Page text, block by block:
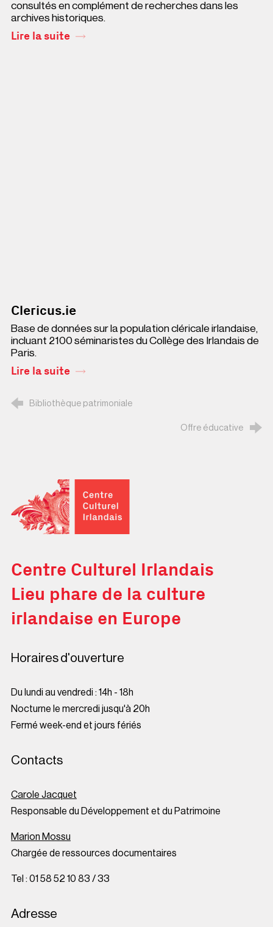
consultés en complément de recherches dans les
archives historiques.
Clericus.ie
Base de données sur la population cléricale irlandaise,
incluant 2100 séminaristes du Collège des Irlandais de
Paris.
Bibliothèque patrimoniale
Offre éducative
Centre Culturel Irlandais
Lieu phare de la culture
irlandaise en Europe
Horaires d'ouverture
Du lundi au vendredi : 14h - 18h
Nocturne le mercredi jusqu'à 20h
Fermé week-end et jours fériés
Contacts
Carole Jacquet
Responsable du Développement et du Patrimoine
Marion Mossu
Chargée de ressources documentaires
Tel : 01 58 52 10 83 / 33
Adresse